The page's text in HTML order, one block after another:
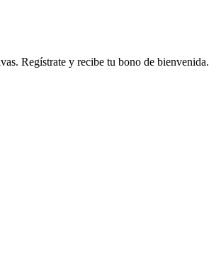
Regístrate y recibe tu bono de bienvenida.